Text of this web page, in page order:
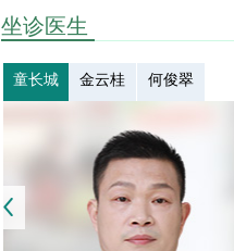
坐诊医生
童长城 金云桂 何俊翠